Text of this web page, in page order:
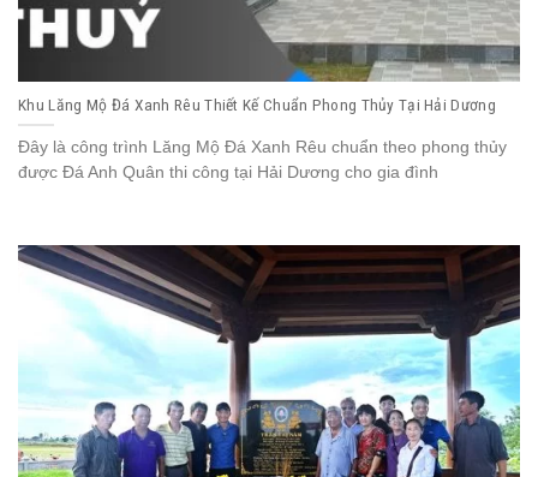
Khu Lăng Mộ Đá Xanh Rêu Thiết Kế Chuẩn Phong Thủy Tại Hải Dương
Đây là công trình Lăng Mộ Đá Xanh Rêu chuẩn theo phong thủy
được Đá Anh Quân thi công tại Hải Dương cho gia đình